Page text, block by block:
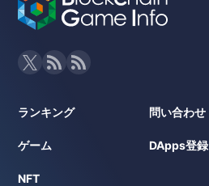
ランキング
ゲーム
NFT
問い合わせ
DApps登録